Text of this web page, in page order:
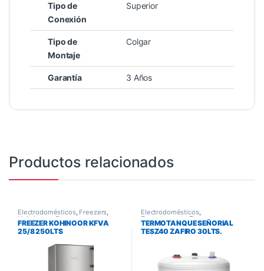
Tipo de
Conexión
Superior
Tipo de
Montaje
Colgar
Garantía 3 Años
Productos relacionados
Electrodomésticos, Freezers,
Heladeras y Freezers
FREEZER KOHINOOR KFVA
25/8 250LTS
Electrodomésticos,
Termotanques ,Termotanques y
Calefones
TERMOTANQUE SEÑORIAL
TESZ40 ZAFIRO 30LTS.